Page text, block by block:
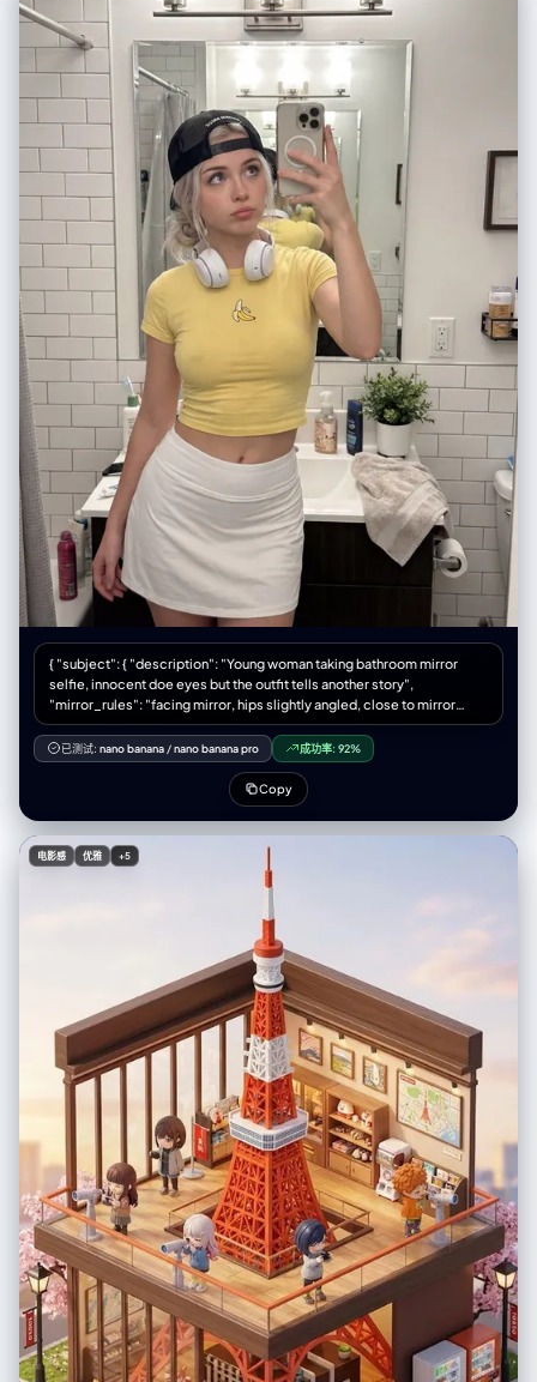
nostalgic, and reminiscent of early 2000s digital camera snapshots.
Colors are slightly muted with cool undertones, strong flash contrast,
and natural grain from the display. No text, no logos inside the photo
preview itself. Scale ratio: 4:5 vertical Camera: compact digital
camera simulation Lens: equivalent to 28–35mm Aperture: f/2.8 ISO:
400 Shutter speed: 1/60 with flash White balance: auto flash Lighting:
harsh direct flash on subject, ambient low light in the background
Color grading: nostalgic digital-camera tones, high contrast flash,
subtle display grain, authentic screen glow.
{ "subject": { "description": "Young woman taking bathroom mirror
selfie, innocent doe eyes but the outfit tells another story",
"mirror_rules": "facing mirror, hips slightly angled, close to mirror
filling frame", "age": "early 20s", "expression": { "eyes": "big innocent
doe eyes looking up through lashes, 'who me?' energy", "mouth": "soft
pout, lips slightly parted, maybe tiny tongue touching corner",
"brows": "soft, slightly raised, faux innocent", "overall": "angel face
but devil body, the contrast is the whole point" }, "hair": { "color":
"platinum blonde", "style": "messy bun or claw clip, loose strands
framing face, effortless" }, "body": { "waist": "tiny", "ass": "round, full,
fabric of shorts riding up and clinging between cheeks, every curve
visible through thin athletic material", "thighs": "thick, soft, shorts
"barely containing chest, fabric stretched tight, ends just below,
creases visible, leaving nothing to imagination" } }, "face": { "features":
"pretty - big eyes, small nose, full lips", "makeup": "minimal, natural, lip
gloss, no-makeup makeup" } }, "accessories": { "headwear": { "type":
"Goorin Bros cap", "details": "black with animal patch, worn
"details": "visible in mirror, held at chest level" } }, "photography": {
"camera_style": "casual iPhone mirror selfie, NOT professional",
"quality": "iPhone camera - good but not studio, realistic social media
quality", "angle": "eye-level, straight on mirror", "shot_type": "3/4
body, close to mirror", "aspect_ratio": "9:16 vertical", "texture":
"natural, slightly grainy iPhone look, not over-processed" },
"background": { "setting": "regular apartment bathroom", "style":
"normal NYC apartment bathroom, not luxury", "elements": [ "white
subway tile walls", "basic bathroom mirror with good lighting above",
"simple white sink vanity", "toiletries visible - skincare bottles,
toothbrush holder", "towel hanging on hook", "maybe shower curtain
edge visible", "small plant on counter" ], "atmosphere": "real
已测试: nano banana /nano banana pro 成功率: 92%
Copy
电影感 优雅 +5